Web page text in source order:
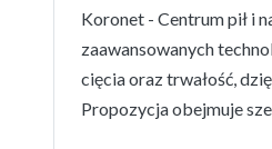
Koronet - Centrum pił i
zaawansowanych
cięcia oraz trwałość,
Propozycja obejmuje